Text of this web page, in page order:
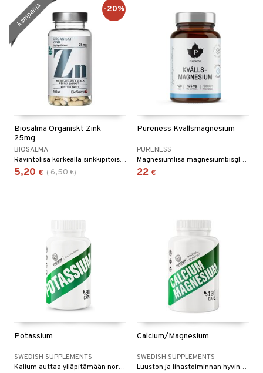
Biosalma Organiskt Zink
25mg
BIOSALMA
Ravintolisä korkealla sinkkipitoisuudella.
5,20 € ( 6,50 €)
kampanja -20%
Pureness Kvällsmagnesium
PURENESS
Magnesiumlisä magnesiumbisglysinaatin, kamomillikukan ja L-teaniinin kanssa.
22 €
Potassium
SWEDISH SUPPLEMENTS
Kalium auttaa ylläpitämään normaalia verenpainetta ja normaalia lihastoimintaa.
Calcium/Magnesium
SWEDISH SUPPLEMENTS
Luuston ja lihastoiminnan hyvinvointiin